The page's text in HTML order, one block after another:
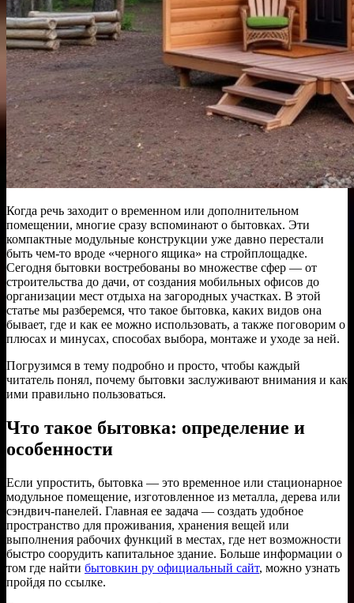
Когда речь заходит о временном или дополнительном
помещении, многие сразу вспоминают о бытовках. Эти
компактные модульные конструкции уже давно перестали
быть чем-то вроде «черного ящика» на стройплощадке.
Сегодня бытовки востребованы во множестве сфер — от
строительства до дачи, от создания мобильных офисов до
организации мест отдыха на загородных участках. В этой
статье мы разберемся, что такое бытовка, каких видов она
бывает, где и как ее можно использовать, а также поговорим о
плюсах и минусах, способах выбора, монтаже и уходе за ней.
Погрузимся в тему подробно и просто, чтобы каждый
читатель понял, почему бытовки заслуживают внимания и как
ими правильно пользоваться.
Что такое бытовка: определение и
особенности
Если упростить, бытовка — это временное или стационарное
модульное помещение, изготовленное из металла, дерева или
сэндвич-панелей. Главная ее задача — создать удобное
пространство для проживания, хранения вещей или
выполнения рабочих функций в местах, где нет возможности
быстро соорудить капитальное здание. Больше информации о
том где найти бытовкин ру официальный сайт, можно узнать
пройдя по ссылке.